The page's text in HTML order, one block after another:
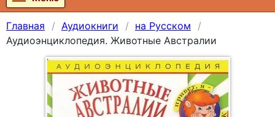
Главная Аудиокниги
на Русском
Аудиоэнциклопедия. Животные Австралии